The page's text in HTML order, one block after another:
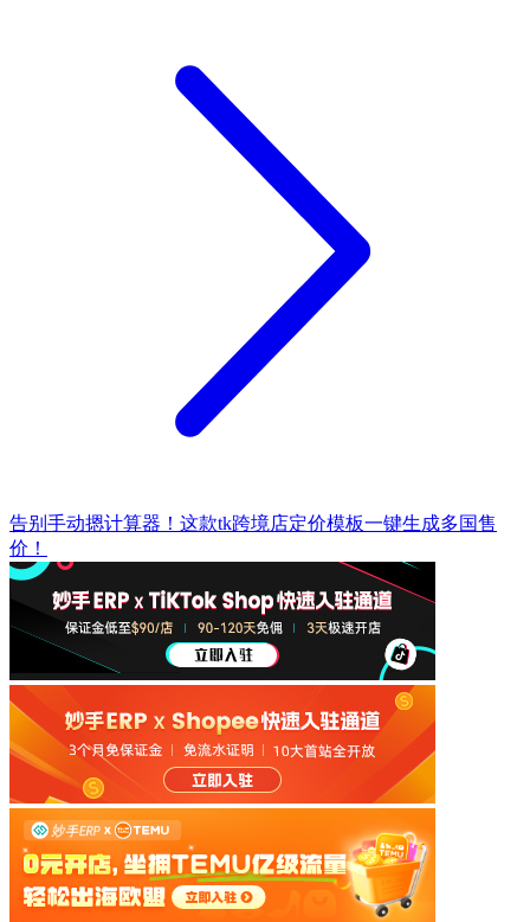
告别手动摁计算器！这款tk跨境店定价模板一键生成多国售
价！